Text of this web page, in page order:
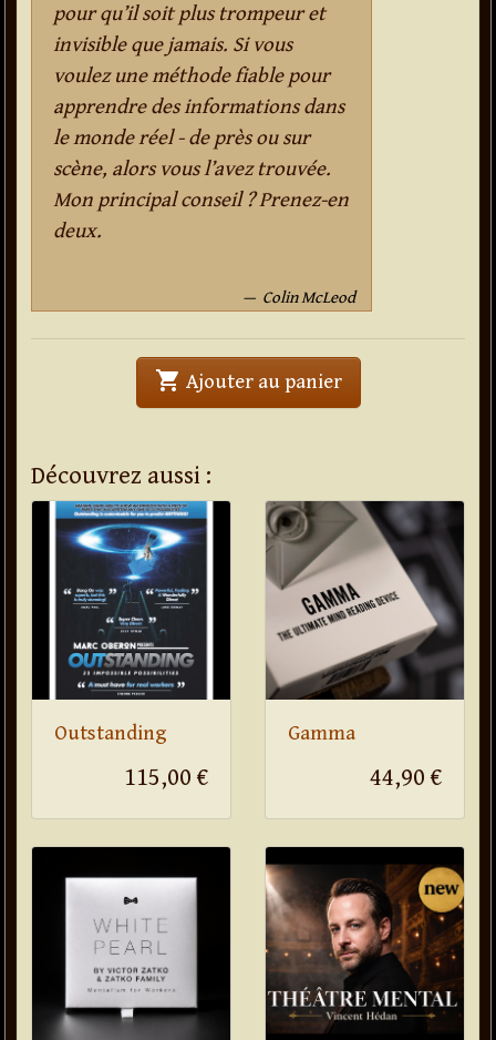
pour qu’il soit plus trompeur et
invisible que jamais. Si vous
voulez une méthode fiable pour
apprendre des informations dans
le monde réel - de près ou sur
scène, alors vous l’avez trouvée.
Mon principal conseil ? Prenez-en
deux.
Colin McLeod
shopping_cart Ajouter au panier' . Insider . '
Découvrez aussi :
Outstanding
115,00 €
Gamma
44,90 €